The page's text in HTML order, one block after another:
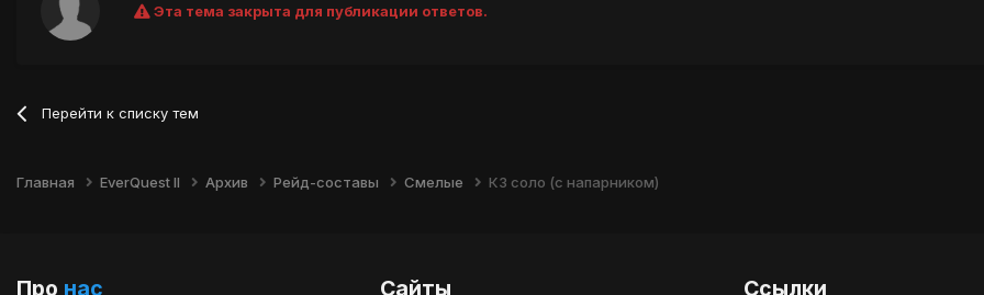
Эта тема закрыта для публикации ответов.
Перейти к списку тем
Главная EverQuest II Архив Рейд-составы Смелые КЗ соло (с напарником)
Про нас Сайты Ссылки